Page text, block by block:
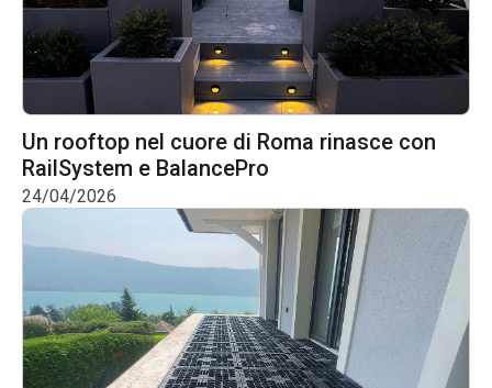
Un rooftop nel cuore di Roma rinasce con
RailSystem e BalancePro
24/04/2026